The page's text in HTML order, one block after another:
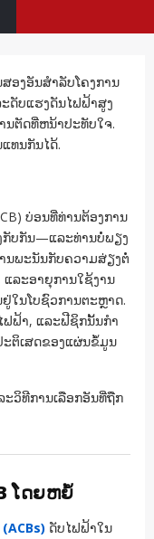
ອງອັນສໍາລັບໂຄງການ
ດັບແຮງດັນໄຟຟ້າສູງ
ນຕັດທີ່ຫນ້າປະທັບໃຈ.
ທນກັນໄດ້.
ບ່ອນທີ່ທ່ານຕ້ອງການ
ກັບກັນ—ແລະທ່ານບໍ່ພຽງ
ນພະນັນກັບຄວາມສ່ຽງຕໍ່
ແລະອາຍຸການໃຊ້ງານ
ໃນໂບຊົວການຕະຫຼາດ.
ຟ້າ, ແລະຟີຊິກນັ້ນກໍາ
ຕິເສດຂອງແຜ່ນຂໍ້ມູນ
ວິທີການເລືອກອັນທີ່ຖືກ
ໂດຍຫຍໍ້
ດັບໄຟຟ້າໃນ